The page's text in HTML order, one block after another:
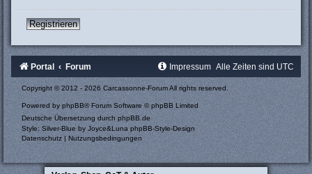
Registrieren
Portal Forum Alle Zeiten sind UTC
Impressum
Copyright © 2012 - 2026 Carcassonne-Forum All rights reserved.
Powered byphpBB® Forum Software © phpBB Limited
Deutsche Übersetzung durch phpBB.de
Style: Silver-Blue by Joyce&Luna phpBB-Style-Design
Datenschutz
Nutzungsbedingungen